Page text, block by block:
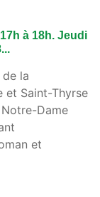
à 18h. Jeudi
la
et Saint-Thyrse
Dame
et